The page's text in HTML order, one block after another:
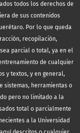
todos los derechos de
de sus contenidos
Por lo que queda
recopilación,
parcial o total, ya en el
de cualquier
y textos, y en general,
sistemas, herramientas o
pero no limitado a la
total o parcialmente
a la Universidad